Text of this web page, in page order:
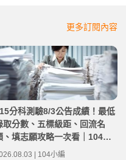
更多訂閱內容
分科測驗8/3公告成績！最低
取分數、五標級距、回流名
、填志願攻略一次看｜104落
分析
| 104小編